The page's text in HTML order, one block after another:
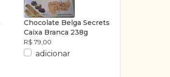
Chocolate Belga Secrets
Caixa Branca 238g
R$ 79,00
adicionar